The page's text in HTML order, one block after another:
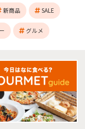
新商品 SALE
グルメ